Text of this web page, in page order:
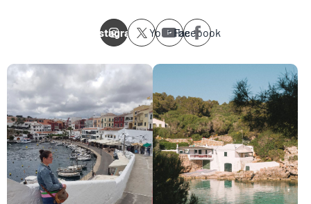
Instagram YoutubeFacebook